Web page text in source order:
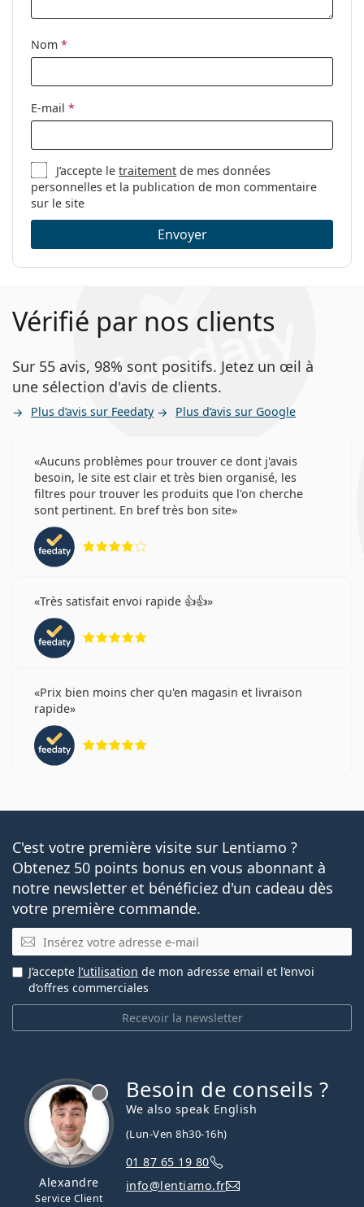
Sexe:
Pour femmes
Catégorie:
Lunettes de vue
Marque:
Nom *
E-mail *
J’accepte letraitement de mes données
personnelles et la publication de mon commentaire
sur le site
Envoyer
Vérifié par nos clients
Sur 55 avis, 98% sont positifs. Jetez un œil à
une sélection d'avis de clients.
Plus d’avis sur Feedaty Plus d’avis sur Google
Aucuns problèmes pour trouver ce dont j'avais
besoin, le site est clair et très bien organisé, les
filtres pour trouver les produits que l'on cherche
sont pertinent. En bref très bon site
Très satisfait envoi rapide 👍👍
Prix bien moins cher qu'en magasin et livraison
rapide
C'est votre première visite sur Lentiamo ?
Obtenez 50 points bonus en vous abonnant à
notre newsletter et bénéficiez d'un cadeau dès
votre première commande.
E-mail
Recevoir la newsletter
J’accepte l’utilisation de mon adresse email et l’envoi
d’offres commerciales
Alexandre
Service Client
Besoin de conseils ?
We also speak English
(Lun-Ven 8h30-16h)
01 87 65 19 80
info@lentiamo.fr